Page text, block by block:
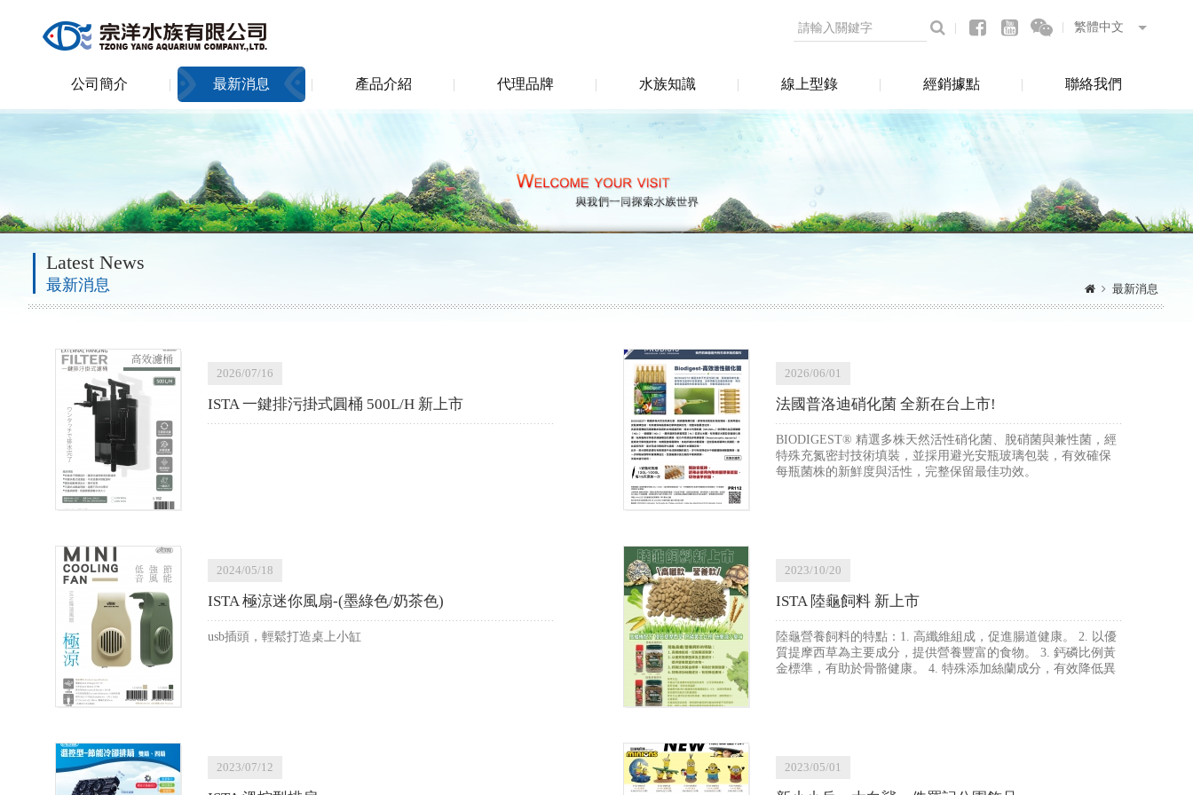
公司簡介 最新消息 產品介紹 代理品牌 水族知識 線上型錄 經銷據點 聯絡我們
Latest News
最新消息 最新消息
2026/07/16
ISTA 一鍵排污掛式圓桶 500L/H 新上市
2026/06/01
法國普洛迪硝化菌 全新在台上市!
BIODIGEST® 精選多株天然活性硝化菌、脫硝菌與兼性菌，經
特殊充氮密封技術填裝，並採用避光安瓶玻璃包裝，有效確保
每瓶菌株的新鮮度與活性，完整保留最佳功效。
2024/05/18
ISTA 極涼迷你風扇-(墨綠色/奶茶色)
usb插頭，輕鬆打造桌上小缸
2023/10/20
ISTA 陸龜飼料 新上市
陸龜營養飼料的特點：1. 高纖維組成，促進腸道健康。 2. 以優
質提摩西草為主要成分，提供營養豐富的食物。 3. 鈣磷比例黃
金標準，有助於骨骼健康。 4. 特殊添加絲蘭成分，有效降低異
2023/07/12 2023/05/01